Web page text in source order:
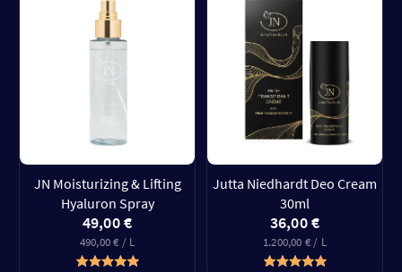
JN Moisturizing & Lifting
Hyaluron Spray
49,00 €
490,00 € / L
Jutta Niedhardt Deo Cream
30ml
36,00 €
1.200,00 € / L